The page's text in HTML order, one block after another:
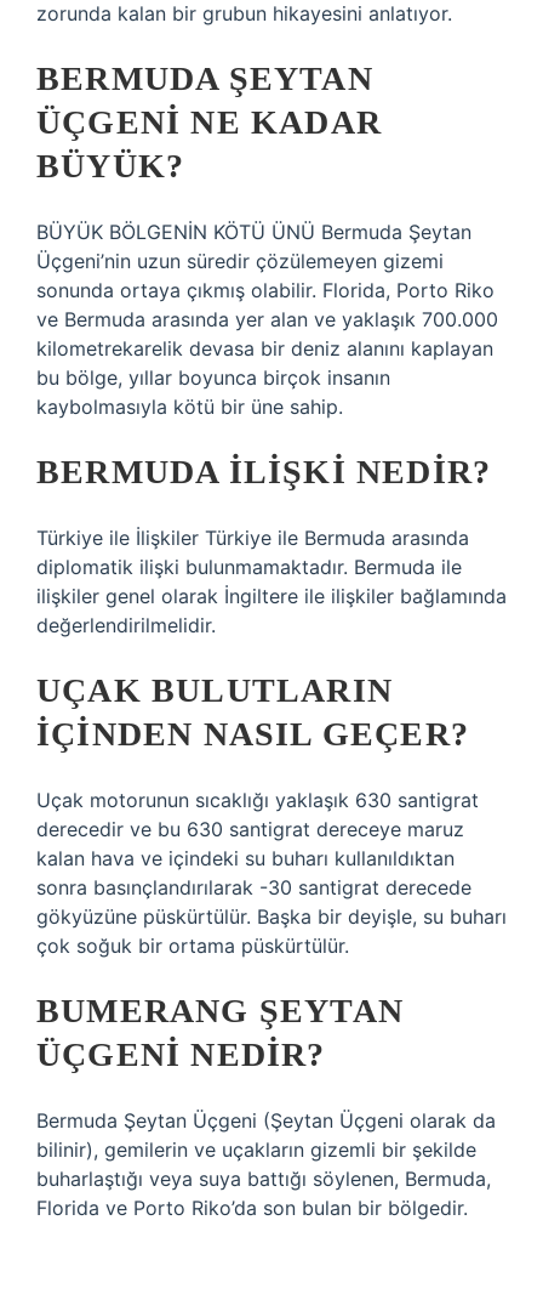
zorunda kalan bir grubun hikayesini anlatıyor.
BERMUDA ŞEYTAN
ÜÇGENI NE KADAR
BÜYÜK?
BÜYÜK BÖLGENİN KÖTÜ ÜNÜ Bermuda Şeytan
Üçgeni’nin uzun süredir çözülemeyen gizemi
sonunda ortaya çıkmış olabilir. Florida, Porto Riko
ve Bermuda arasında yer alan ve yaklaşık 700.000
kilometrekarelik devasa bir deniz alanını kaplayan
bu bölge, yıllar boyunca birçok insanın
kaybolmasıyla kötü bir üne sahip.
BERMUDA ILIŞKI NEDIR?
Türkiye ile İlişkiler Türkiye ile Bermuda arasında
diplomatik ilişki bulunmamaktadır. Bermuda ile
ilişkiler genel olarak İngiltere ile ilişkiler bağlamında
değerlendirilmelidir.
UÇAK BULUTLARIN
IÇINDEN NASIL GEÇER?
Uçak motorunun sıcaklığı yaklaşık 630 santigrat
derecedir ve bu 630 santigrat dereceye maruz
kalan hava ve içindeki su buharı kullanıldıktan
sonra basınçlandırılarak -30 santigrat derecede
gökyüzüne püskürtülür. Başka bir deyişle, su buharı
çok soğuk bir ortama püskürtülür.
BUMERANG ŞEYTAN
ÜÇGENI NEDIR?
Bermuda Şeytan Üçgeni (Şeytan Üçgeni olarak da
bilinir), gemilerin ve uçakların gizemli bir şekilde
buharlaştığı veya suya battığı söylenen, Bermuda,
Florida ve Porto Riko’da son bulan bir bölgedir.